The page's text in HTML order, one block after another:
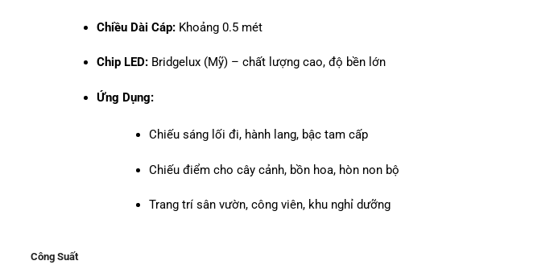
Chiều Dài Cáp: Khoảng 0.5 mét
Chip LED: Bridgelux (Mỹ) – chất lượng cao, độ bền lớn
Ứng Dụng:
Chiếu sáng lối đi, hành lang, bậc tam cấp
Chiếu điểm cho cây cảnh, bồn hoa, hòn non bộ
Trang trí sân vườn, công viên, khu nghỉ dưỡng
Công Suất